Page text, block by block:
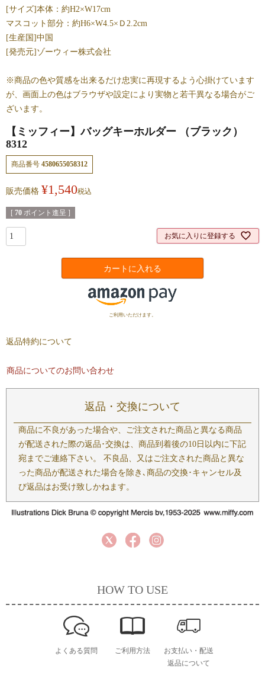
[サイズ]本体：約H2×W17cm
マスコット部分：約H6×W4.5×Ｄ2.2cm
[生産国]中国
[発売元]ゾーウィー株式会社
※商品の色や質感を出来るだけ忠実に再現するよう心掛けています
が、画面上の色はブラウザや設定により実物と若干異なる場合がご
ざいます。
【ミッフィー】バッグキーホルダー （ブラック）
8312
商品番号 4580655058312
販売価格 ¥1,540税込
[ 70 ポイント進呈 ]
お気に入りに登録する
カートに入れる
ご利用いただけます。
返品特約について
商品についてのお問い合わせ
返品・交換について
商品に不良があった場合や、ご注文された商品と異なる商品
が配送された際の返品･交換は、商品到着後の10日以内に下記
宛までご連絡下さい。 不良品、又はご注文された商品と異な
った商品が配送された場合を除き､商品の交換･キャンセル及
び返品はお受け致しかねます。
HOW TO USE
よくある質問 ご利用方法
お支払い・配送
返品について